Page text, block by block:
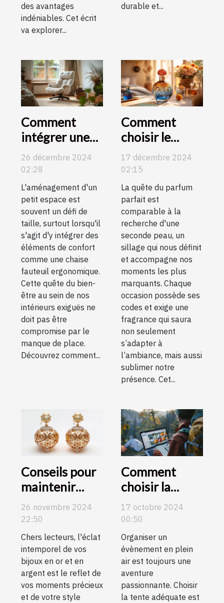
des avantages
indéniables. Cet écrit
va explorer...
durable et...
Comment
intégrer une
chaise fauteuil
ergonomique
dans un petit
espace
26 décembre 2024
02:28
L'aménagement d'un
petit espace est
souvent un défi de
taille, surtout lorsqu'il
s'agit d'y intégrer des
éléments de confort
comme une chaise
fauteuil ergonomique.
Cette quête du bien-
être au sein de nos
intérieurs exiguës ne
doit pas être
compromise par le
manque de place.
Découvrez comment...
Comment
choisir le
parfum parfait
pour chaque
occasion
17 décembre 2024
02:15
La quête du parfum
parfait est
comparable à la
recherche d'une
seconde peau, un
sillage qui nous définit
et accompagne nos
moments les plus
marquants. Chaque
occasion possède ses
codes et exige une
fragrance qui saura
non seulement
s’adapter à
l’ambiance, mais aussi
sublimer notre
présence. Cet...
Conseils pour
maintenir
l'éclat de vos
boucles
d'oreilles en or
et en argent
26 novembre 2024
22:50
Chers lecteurs, l'éclat
intemporel de vos
bijoux en or et en
argent est le reflet de
vos moments précieux
et de votre style
Comment
choisir la
meilleure
tente pour
votre prochain
évènement en
plein air
17 octobre 2024
00:50
Organiser un
évènement en plein
air est toujours une
aventure
passionnante. Choisir
la tente adéquate est